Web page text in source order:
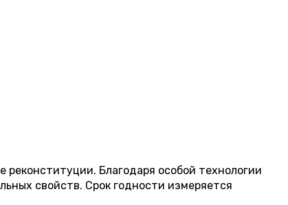
Благодаря особой технологии
свойств. Срок годности измеряется